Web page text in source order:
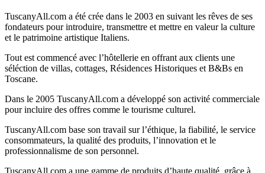
TuscanyAll.com a été crée dans le 2003 en suivant les rêves de ses
fondateurs pour introduire, transmettre et mettre en valeur la culture
et le patrimoine artistique Italiens.
Tout est commencé avec l’hôtellerie en offrant aux clients une
séléction de villas, cottages, Résidences Historiques et B&Bs en
Toscane.
Dans le 2005 TuscanyAll.com a développé son activité commerciale
pour incluire des offres comme le tourisme culturel.
TuscanyAll.com base son travail sur l’éthique, la fiabilité, le service
consommateurs, la qualité des produits, l’innovation et le
professionnalisme de son personnel.
TuscanyAll.com a une gamme de produits d’haute qualité, grâce à